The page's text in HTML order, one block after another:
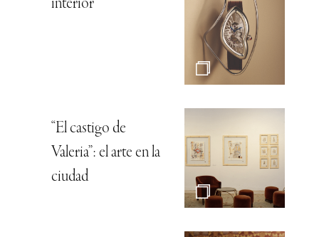
interior
“El castigo de
Valeria”: el arte en la
ciudad